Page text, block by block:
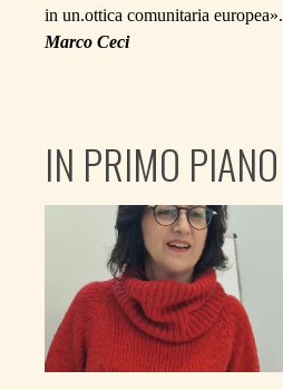
in un.ottica comunitaria europea».
Marco Ceci
IN PRIMO PIANO